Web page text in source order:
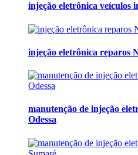
injeção eletrônica veículos
injeção eletrônica reparos
manutenção de injeção
Odessa